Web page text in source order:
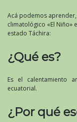
Acá podemos
climatológico «El Niño»
estado Táchira:
¿Qué es?
Es el calentamiento
ecuatorial.
¿Por qué